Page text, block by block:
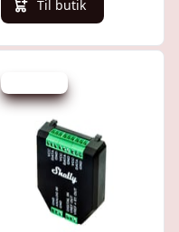
Til butik